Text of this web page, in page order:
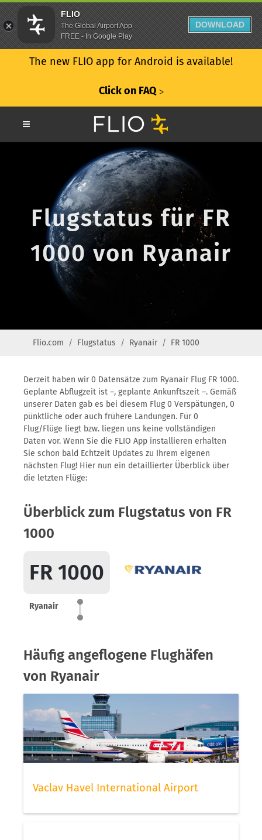
The new FLIO app for Android is available!
Click on FAQ ᐳ
Flugstatus für FR
1000 von Ryanair
Flio.com Flugstatus Ryanair FR 1000
Derzeit haben wir 0 Datensätze zum Ryanair Flug FR 1000.
Geplante Abflugzeit ist –, geplante Ankunftszeit –. Gemäß
unserer Daten gab es bei diesem Flug 0 Verspätungen, 0
pünktliche oder auch frühere Landungen. Für 0
Flug/Flüge liegt bzw. liegen uns keine vollständigen
Daten vor. Wenn Sie die FLIO App installieren erhalten
Sie schon bald Echtzeit Updates zu Ihrem eigenen
nächsten Flug! Hier nun ein detaillierter Überblick über
die letzten Flüge:
Überblick zum Flugstatus von FR
1000
FR 1000
Ryanair
Häufig angeflogene Flughäfen
von Ryanair
Vaclav Havel International Airport
FLIO
The Global Airport App
FREE - In Google Play
DOWNLOAD